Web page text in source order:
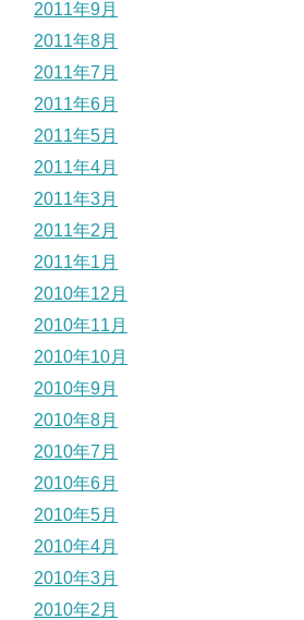
2011年9月
2011年8月
2011年7月
2011年6月
2011年5月
2011年4月
2011年3月
2011年2月
2011年1月
2010年12月
2010年11月
2010年10月
2010年9月
2010年8月
2010年7月
2010年6月
2010年5月
2010年4月
2010年3月
2010年2月